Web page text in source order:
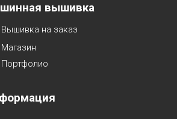
Вышивка на заказ
Магазин
Портфолио
вышивка